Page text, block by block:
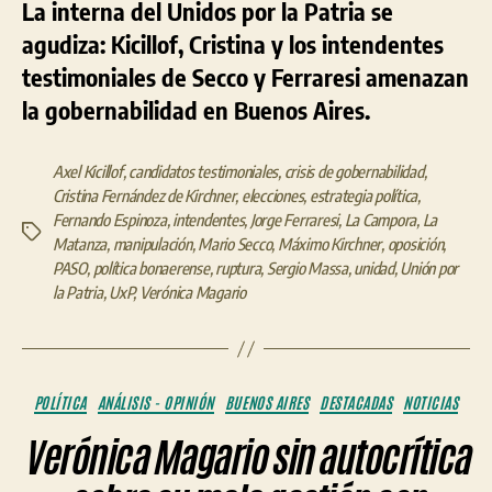
La interna del Unidos por la Patria se
agudiza: Kicillof, Cristina y los intendentes
testimoniales de Secco y Ferraresi amenazan
la gobernabilidad en Buenos Aires.
Etiquetas
Axel Kicillof,candidatos testimoniales, crisis de gobernabilidad,
Cristina Fernández de Kirchner, elecciones, estrategia política,
Fernando Espinoza,intendentes, Jorge Ferraresi, La Campora, La
Matanza, manipulación,Mario Secco, Máximo Kirchner, oposición,
PASO, política bonaerense,ruptura, Sergio Massa,unidad,Unión por
la Patria,UxP, Verónica Magario
Categorías
POLÍTICA ANÁLISIS - OPINIÓN BUENOS AIRES DESTACADAS NOTICIAS
Verónica Magario sin autocrítica